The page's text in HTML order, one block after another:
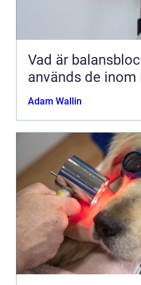
Vad är
används de inom
Adam Wallin